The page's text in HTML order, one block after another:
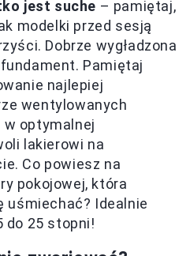
jest suche – pamiętaj,
modelki przed sesją
Dobrze wygładzona
Pamiętaj
najlepiej
wentylowanych
optymalnej
lakierowi na
Co powiesz na
pokojowej, która
uśmiechać? Idealnie
do 25 stopni!